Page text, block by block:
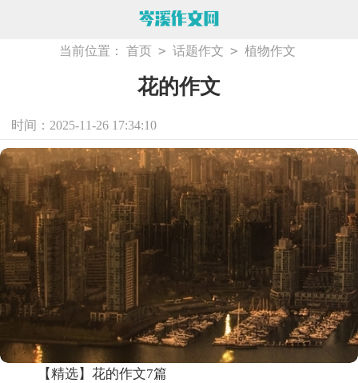
当前位置： 首页 > 话题作文 > 植物作文
花的作文
时间：2025-11-26 17:34:10
【精选】花的作文7篇